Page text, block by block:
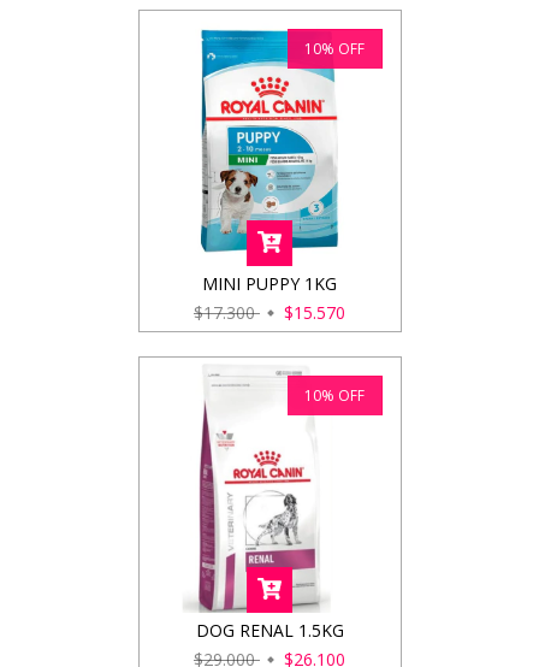
10% OFF
MINI PUPPY 1KG
$17.300
$15.570
10% OFF
DOG RENAL 1.5KG
$29.000
$26.100